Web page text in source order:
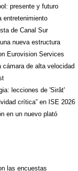
presente y futuro
entretenimiento
de Canal Sur
nueva estructura
Eurovision Services
de alta velocidad
lecciones de 'Sirât'
crítica” en ISE 2026
en un nuevo plató
las encuestas